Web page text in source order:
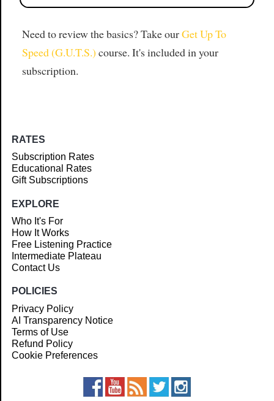
Need to review the basics? Take ourGet Up To
Speed (G.U.T.S.) course. It's included in your
subscription.
RATES
Subscription Rates
Educational Rates
Gift Subscriptions
EXPLORE
Who It's For
How It Works
Free Listening Practice
Intermediate Plateau
Contact Us
POLICIES
Privacy Policy
AI Transparency Notice
Terms of Use
Refund Policy
Cookie Preferences